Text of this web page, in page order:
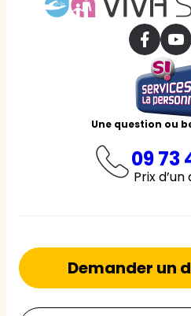
Une question ou
09 73
Prix
Demander un